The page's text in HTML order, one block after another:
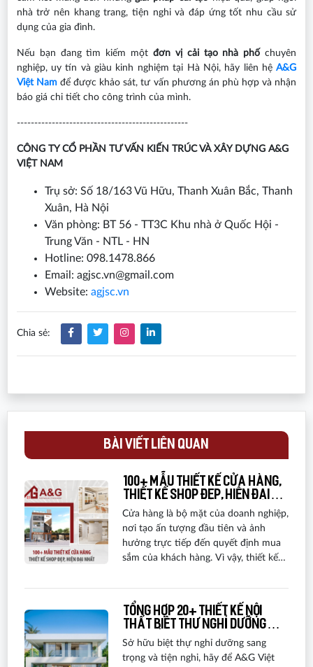
nhà trở nên khang trang, tiện nghi và đáp ứng tốt nhu cầu sử
dụng của gia đình.
Nếu bạn đang tìm kiếm một đơn vị cải tạo nhà phốchuyên
nghiệp, uy tín và giàu kinh nghiệm tại Hà Nội, hãy liên hệ A&G
Việt Namđể được khảo sát, tư vấn phương án phù hợp và nhận
báo giá chi tiết cho công trình của mình.
-------------------------------------------------
CÔNG TY CỔ PHẦN TƯ VẤN KIẾN TRÚC VÀ XÂY DỰNG A&G
VIỆT NAM
Trụ sở: Số 18/163 Vũ Hữu, Thanh Xuân Bắc, Thanh
Xuân, Hà Nội
Văn phòng: BT 56 - TT3C Khu nhà ở Quốc Hội -
Trung Văn - NTL - HN
Hotline: 098.1478.866
Email: agjsc.vn@gmail.com
Website: agjsc.vn
Chia sẻ:
BÀI VIẾT LIÊN QUAN
100+ Mẫu thiết kế cửa hàng,
thiết kế shop đẹp, hiện đại
nhất
Cửa hàng là bộ mặt của doanh nghiệp,
nơi tạo ấn tượng đầu tiên và ảnh
hưởng trực tiếp đến quyết định mua
sắm của khách hàng. Vì vậy, thiết kế
quan trọng. Dưới đây là những mẫu
thiết kế cửa hàng hiện đại, đẹp mắt,
phù hợp với đa dạng phong cách và
nhu cầu của khách hàng.
Tổng hợp 20+ thiết kế nội
thất biệt thự nghỉ dưỡng
cao cấp năm 2025
Sở hữu biệt thự nghỉ dưỡng sang
trọng và tiện nghi, hãy để A&G Việt